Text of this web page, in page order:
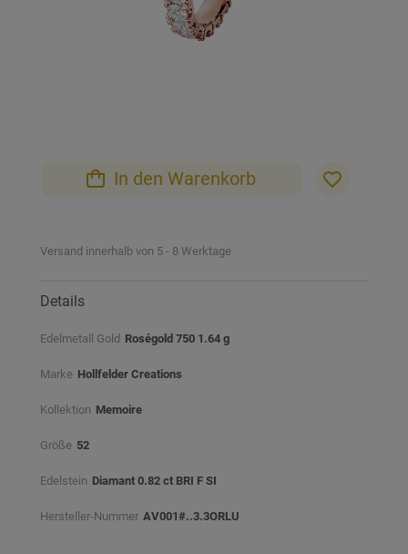
springen
In den Warenkorb
Versand innerhalb von 5 - 8 Werktage
Details
Edelmetall Gold Roségold 750 1.64 g
Marke Hollfelder Creations
Kollektion Memoire
Größe 52
Edelstein Diamant 0.82 ct BRI F SI
Hersteller-Nummer AV001#..3.3ORLU